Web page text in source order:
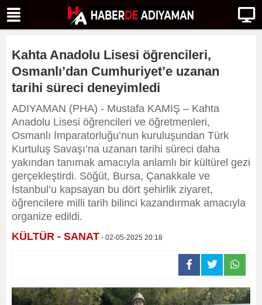
Kahta Anadolu Lisesi öğrencileri,
Osmanlı’dan Cumhuriyet’e uzanan
tarihi süreci deneyimledi
ADIYAMAN (PHA) - Mustafa KAMIŞ – Kahta
Anadolu Lisesi öğrencileri ve öğretmenleri,
Osmanlı İmparatorluğu’nun kuruluşundan Türk
Kurtuluş Savaşı’na uzanan tarihi süreci daha
yakından tanımak amacıyla anlamlı bir kültürel gezi
gerçekleştirdi. Söğüt, Bursa, Çanakkale ve
İstanbul’u kapsayan bu dört şehirlik ziyaret,
öğrencilere milli tarih bilinci kazandırmak amacıyla
organize edildi.
KÜLTÜR - SANAT - 02-05-2025 20:18